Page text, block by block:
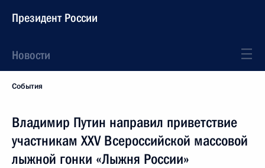
Президент России
Новости
События
Владимир Путин направил приветствие
участникам XXV Всероссийской массовой
лыжной гонки «Лыжня России»